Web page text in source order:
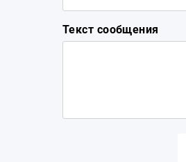
Текст сообщения